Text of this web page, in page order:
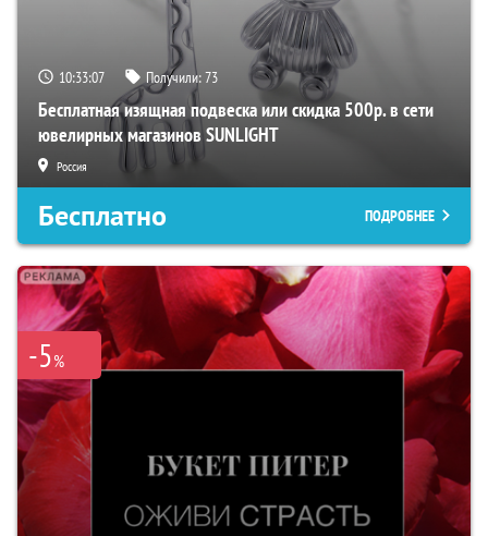
10:33:06 Получили:73
Бесплатная изящная подвеска или скидка 500р. в сети
ювелирных магазинов SUNLIGHT
Россия
Бесплатно ПОДРОБНЕЕ
-5%